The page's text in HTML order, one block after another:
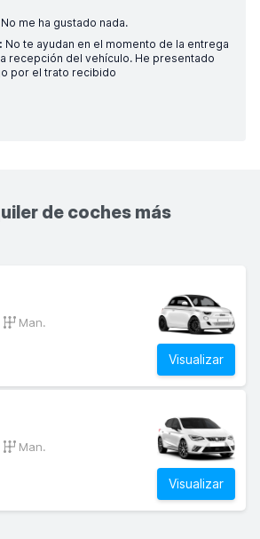
No me ha gustado nada.
No te ayudan en el momento de la entrega
recepción del vehículo. He presentado
por el trato recibido
de coches más
Man.
Visualizar
Man.
Visualizar